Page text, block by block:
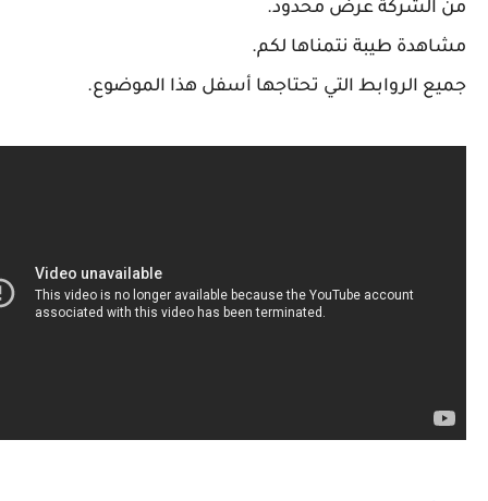
عرض محدود.
طيبة نتمناها لكم.
الروابط التي تحتاجها أسفل هذا الموضوع.